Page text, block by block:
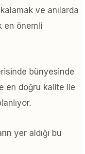
ve anılarda
en önemli
bünyesinde
en doğru kalite ile
yer aldığı bu